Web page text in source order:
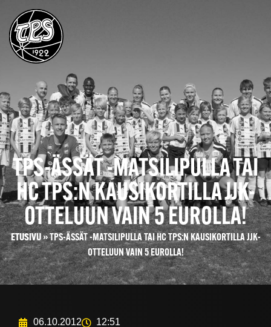
TPS-ÄSSÄT -MATSILIPULLA TAI
HC TPS:N KAUSIKORTILLA JJK-
OTTELUUN VAIN 5 EUROLLA!
ETUSIVU»TPS-ÄSSÄT -MATSILIPULLA TAI HC TPS:N KAUSIKORTILLA JJK-
OTTELUUN VAIN 5 EUROLLA!
06.10.2012 12:51